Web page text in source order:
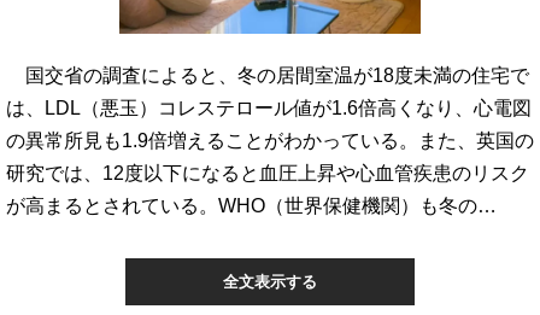
国交省の調査によると、冬の居間室温が18度未満の住宅で
は、LDL（悪玉）コレステロール値が1.6倍高くなり、心電図
の異常所見も1.9倍増えることがわかっている。また、英国の
研究では、12度以下になると血圧上昇や心血管疾患のリスク
が高まるとされている。WHO（世界保健機関）も冬の…
全文表示する